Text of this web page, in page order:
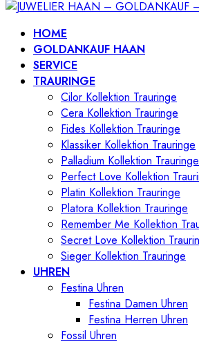
HOME
GOLDANKAUF HAAN
SERVICE
TRAURINGE
Cilor Kollektion Trauringe
Cera Kollektion Trauringe
Fides Kollektion Trauringe
Klassiker Kollektion Trauringe
Palladium Kollektion Trauringe
Perfect Love Kollektion
Platin Kollektion Trauringe
Platora Kollektion Trauringe
Remember Me Kollektion
Secret Love Kollektion
Sieger Kollektion Trauringe
UHREN
Festina Uhren
Festina Damen Uhren
Festina Herren Uhren
Fossil Uhren